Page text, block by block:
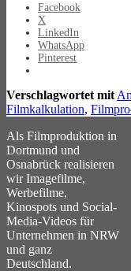
Facebook
X
LinkedIn
WhatsApp
Pinterest
Verschlagwortet mit
Filmkalkulation,
Als Filmproduktion in
Dortmund und
Osnabrück realisieren
wir Imagefilme,
Werbefilme,
Kinospots und Social-
Media-Videos für
Unternehmen in NRW
und ganz
Deutschland.